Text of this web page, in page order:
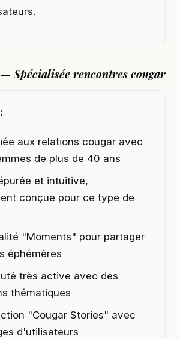
Spécialisée rencontres cougar
aux relations cougar avec
de plus de 40 ans
et intuitive,
conçue pour ce type de
"Moments" pour partager
éphémères
très active avec des
thématiques
"Cougar Stories" avec
d'utilisateurs